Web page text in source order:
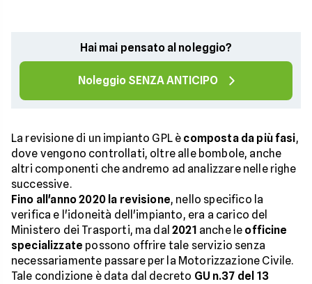
Hai mai pensato al noleggio?
Noleggio SENZA ANTICIPO
La revisione di un impianto GPL è composta da più fasi,
dove vengono controllati, oltre alle bombole, anche
altri componenti che andremo ad analizzare nelle righe
successive.
Fino all'anno 2020 la revisione, nello specifico la
verifica e l'idoneità dell'impianto, era a carico del
Ministero dei Trasporti, ma dal2021 anche le officine
specializzate possono offrire tale servizio senza
necessariamente passare per la Motorizzazione Civile.
Tale condizione è data dal decreto GU n.37 del 13